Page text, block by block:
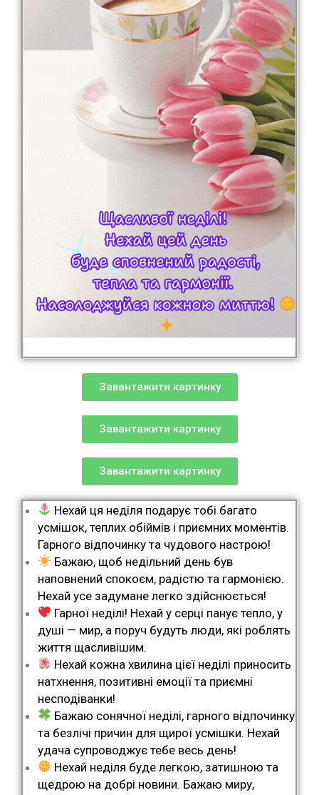
Завантажити картинку
Завантажити картинку
Завантажити картинку
Нехай ця неділя подарує тобі багато
усмішок, теплих обіймів і приємних моментів.
Гарного відпочинку та чудового настрою!
Бажаю, щоб недільний день був
наповнений спокоєм, радістю та гармонією.
Нехай усе задумане легко здійснюється!
Гарної неділі! Нехай у серці панує тепло, у
душі — мир, а поруч будуть люди, які роблять
життя щасливішим.
Нехай кожна хвилина цієї неділі приносить
натхнення, позитивні емоції та приємні
несподіванки!
Бажаю сонячної неділі, гарного відпочинку
та безлічі причин для щирої усмішки. Нехай
удача супроводжує тебе весь день!
Нехай неділя буде легкою, затишною та
щедрою на добрі новини. Бажаю миру,